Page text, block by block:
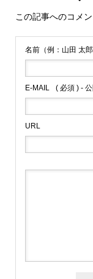
この記事へのコメ
名前（例：山田 太郎
E-MAIL ( 必須 ) -
URL